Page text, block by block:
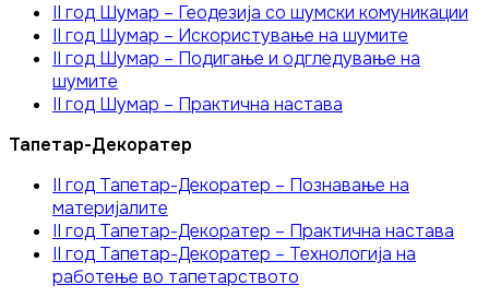
II год Шумар – Геодезија со шумски комуникации
II год Шумар – Искористување на шумите
II год Шумар – Подигање и одгледување на
шумите
II год Шумар – Практична настава
Тапетар-Декоратер
II год Тапетар-Декоратер – Познавање на
материјалите
II год Тапетар-Декоратер – Практична настава
II год Тапетар-Декоратер – Технологија на
работење во тапетарството